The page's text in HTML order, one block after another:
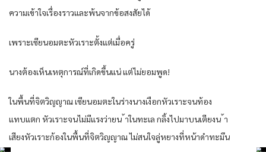
ความเข้าใจเรื่องราวและพ้นจากข้อสงสัยได้
เพราะเซียนอมตะหัวเราะตั้งแต่เมื่อครู่
นางต้องเห็นเหตุการณ์ที่เกิดขึ้นแน่ แต่ไม่ยอมพูด!
ในพื้นที่จิตวิญญาณ เซียนอมตะในร่างนางเงือกหัวเราะจนท้อง
แทบแตก หัวเราะจนไม่มีแรงว่ายน ้าในทะเล กลิ้งไปมาบนเตียงน ้า
เสียงหัวเราะก้องในพื้นที่จิตวิญญาณ ไม่สนใจลู่หยางที่หน้าดำทะมึน